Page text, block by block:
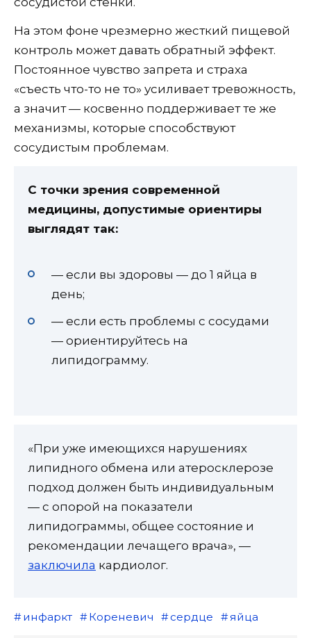
На этом фоне чрезмерно жесткий пищевой
контроль может давать обратный эффект.
Постоянное чувство запрета и страха
«съесть что-то не то» усиливает тревожность,
а значит — косвенно поддерживает те же
механизмы, которые способствуют
сосудистым проблемам.
С точки зрения современной
медицины, допустимые ориентиры
выглядят так:
— если вы здоровы — до 1 яйца в
день;
— если есть проблемы с сосудами
— ориентируйтесь на
липидограмму.
«При уже имеющихся нарушениях
липидного обмена или атеросклерозе
подход должен быть индивидуальным
— с опорой на показатели
липидограммы, общее состояние и
рекомендации лечащего врача», —
заключила кардиолог.
инфаркт Кореневич сердце яйца